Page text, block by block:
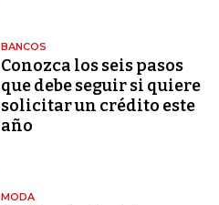
BANCOS
Conozca los seis pasos
que debe seguir si quiere
solicitar un crédito este
año
MODA